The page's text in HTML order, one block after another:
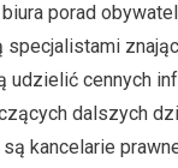
porad
specjalistami
udzielić cennych
dalszych
kancelarie